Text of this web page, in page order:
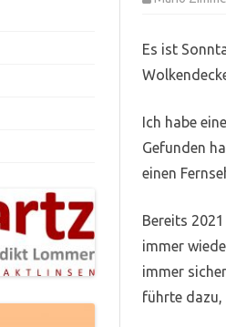
Es ist
Ich habe
Gefunden
einen
Bereits
immer
immer
führte dazu,